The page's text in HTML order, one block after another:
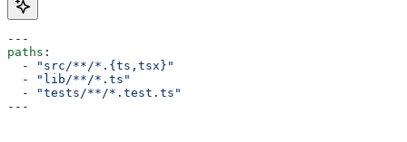
---
paths :
  -
"src/**/*.{ts,tsx}"
  -
"lib/**/*.ts"
  -
"tests/**/*.test.ts"
---